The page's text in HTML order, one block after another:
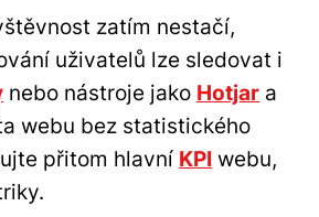
zatím nestačí,
uživatelů lze sledovat i
nebo nástroje jako Hotjar a
webu bez statistického
přitom hlavní KPI webu,